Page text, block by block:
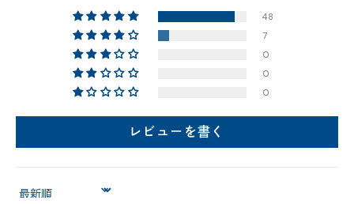
- 在庫 -△
店舗に在庫がある場合、お支払金額が合計300,000
新製品については販売開始日より取扱いとなります。
在庫状況について
※在庫ありの表示の際にも売り切れや他のお客様の取り置きの場合がご
※在庫状況は随時変動しているため、ご来店時に売り切れの場合がござ
48
7
0
0
0
レビューを書く
Sort by